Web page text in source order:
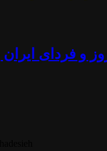
و فردای